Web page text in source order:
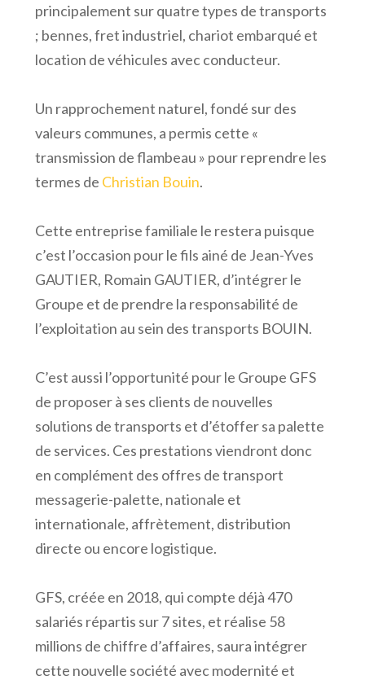
principalement sur quatre types de transports
; bennes, fret industriel, chariot embarqué et
location de véhicules avec conducteur.
Un rapprochement naturel, fondé sur des
valeurs communes, a permis cette «
transmission de flambeau » pour reprendre les
termes de Christian Bouin.
Cette entreprise familiale le restera puisque
c’est l’occasion pour le fils ainé de Jean-Yves
GAUTIER, Romain GAUTIER, d’intégrer le
Groupe et de prendre la responsabilité de
l’exploitation au sein des transports BOUIN.
C’est aussi l’opportunité pour le Groupe GFS
de proposer à ses clients de nouvelles
solutions de transports et d’étoffer sa palette
de services. Ces prestations viendront donc
en complément des offres de transport
messagerie-palette, nationale et
internationale, affrètement, distribution
directe ou encore logistique.
GFS, créée en 2018, qui compte déjà 470
salariés répartis sur 7 sites, et réalise 58
millions de chiffre d’affaires, saura intégrer
cette nouvelle société avec modernité et